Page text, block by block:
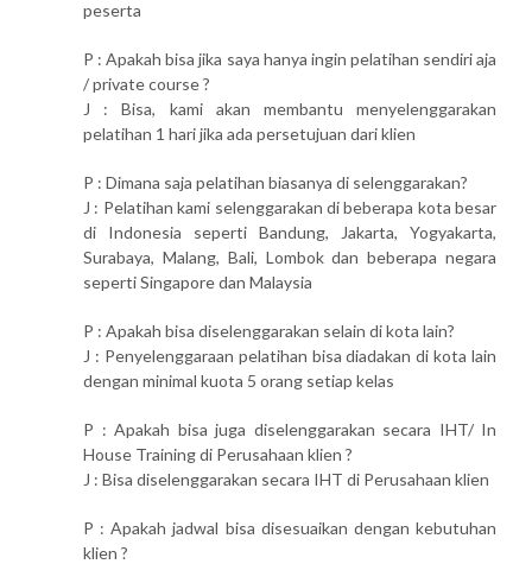
peserta
P : Apakah bisa jika saya hanya ingin pelatihan sendiri aja
/ private course ?
J : Bisa, kami akan membantu menyelenggarakan
pelatihan 1 hari jika ada persetujuan dari klien
P : Dimana saja pelatihan biasanya di selenggarakan?
J : Pelatihan kami selenggarakan di beberapa kota besar
di Indonesia seperti Bandung, Jakarta, Yogyakarta,
Surabaya, Malang, Bali, Lombok dan beberapa negara
seperti Singapore dan Malaysia
P : Apakah bisa diselenggarakan selain di kota lain?
J : Penyelenggaraan pelatihan bisa diadakan di kota lain
dengan minimal kuota 5 orang setiap kelas
P : Apakah bisa juga diselenggarakan secara IHT/ In
House Training di Perusahaan klien ?
J : Bisa diselenggarakan secara IHT di Perusahaan klien
P : Apakah jadwal bisa disesuaikan dengan kebutuhan
klien ?